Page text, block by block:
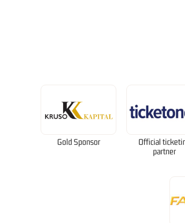
Gold Sponsor
Official
partner